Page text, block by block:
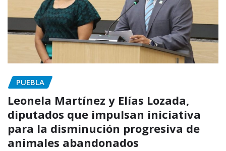
PUEBLA
Leonela Martínez y Elías Lozada,
diputados que impulsan iniciativa
para la disminución progresiva de
animales abandonados